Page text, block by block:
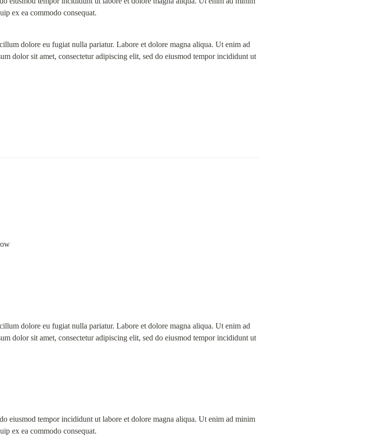
ex ea commodo consequat.
dolore eu fugiat nulla pariatur. Labore et dolore magna aliqua. Ut enim ad
dolor sit amet, consectetur adipiscing elit, sed do eiusmod tempor incididunt ut
dolore eu fugiat nulla pariatur. Labore et dolore magna aliqua. Ut enim ad
dolor sit amet, consectetur adipiscing elit, sed do eiusmod tempor incididunt ut
eiusmod tempor incididunt ut labore et dolore magna aliqua. Ut enim ad minim
ex ea commodo consequat.